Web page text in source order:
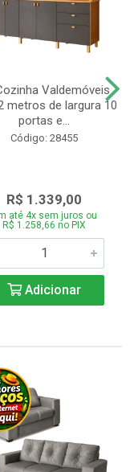
Valdemóveis
metros de largura 10
portas e...
Código: 28455
R$ 1.339,00
até 4x sem juros ou
R$ 1.258,66 no PIX
Adicionar